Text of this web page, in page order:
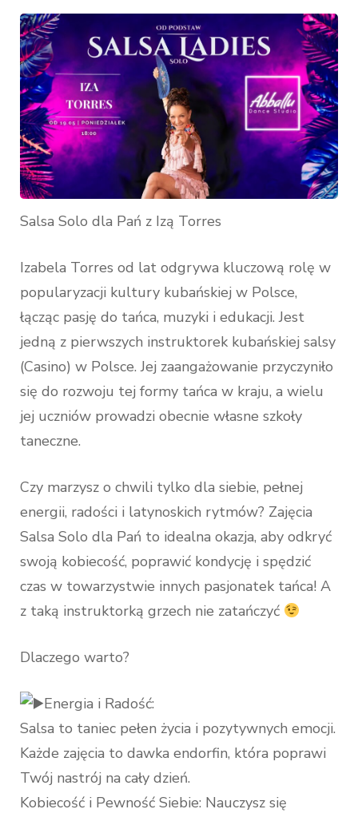
Salsa Solo dla Pań z Izą Torres
Izabela Torres od lat odgrywa kluczową rolę w
popularyzacji kultury kubańskiej w Polsce,
łącząc pasję do tańca, muzyki i edukacji. Jest
jedną z pierwszych instruktorek kubańskiej salsy
(Casino) w Polsce. Jej zaangażowanie przyczyniło
się do rozwoju tej formy tańca w kraju, a wielu
jej uczniów prowadzi obecnie własne szkoły
taneczne.
Czy marzysz o chwili tylko dla siebie, pełnej
energii, radości i latynoskich rytmów? Zajęcia
Salsa Solo dla Pań to idealna okazja, aby odkryć
swoją kobiecość, poprawić kondycję i spędzić
czas w towarzystwie innych pasjonatek tańca! A
z taką instruktorką grzech nie zatańczyć
Dlaczego warto?
Energia i Radość:
Salsa to taniec pełen życia i pozytywnych emocji.
Każde zajęcia to dawka endorfin, która poprawi
Twój nastrój na cały dzień.
Kobiecość i Pewność Siebie: Nauczysz się